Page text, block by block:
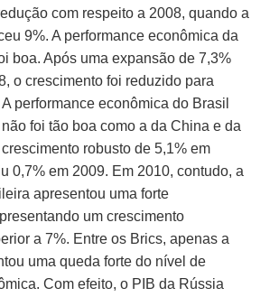
com respeito a 2008, quando a
9%. A performance econômica da
boa. Após uma expansão de 7,3%
o crescimento foi reduzido para
performance econômica do Brasil
foi tão boa como a da China e da
crescimento robusto de 5,1% em
0,7% em 2009. Em 2010, contudo, a
apresentou uma forte
um crescimento
a 7%. Entre os Brics, apenas a
uma queda forte do nível de
Com efeito, o PIB da Rússia